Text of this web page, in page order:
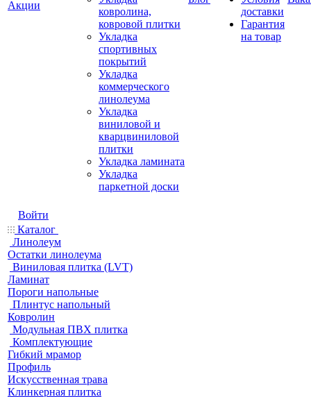
Акции
ковролина,
ковровой плитки
Укладка
спортивных
покрытий
Укладка
коммерческого
линолеума
Укладка
виниловой и
кварцвиниловой
плитки
Укладка ламината
Укладка
паркетной доски
доставки
Гарантия
на товар
Войти
Каталог
Линолеум
Остатки линолеума
Виниловая плитка (LVT)
Ламинат
Пороги напольные
Плинтус напольный
Ковролин
Модульная ПВХ плитка
Комплектующие
Гибкий мрамор
Профиль
Искусственная трава
Клинкерная плитка